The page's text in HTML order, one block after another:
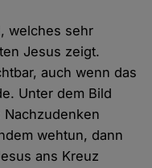
welches sehr
Jesus zeigt.
auch wenn das
Unter dem Bild
Nachzudenken
wehtun, dann
ans Kreuz